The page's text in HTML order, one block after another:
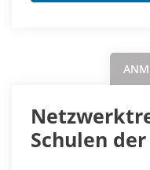
Schulen